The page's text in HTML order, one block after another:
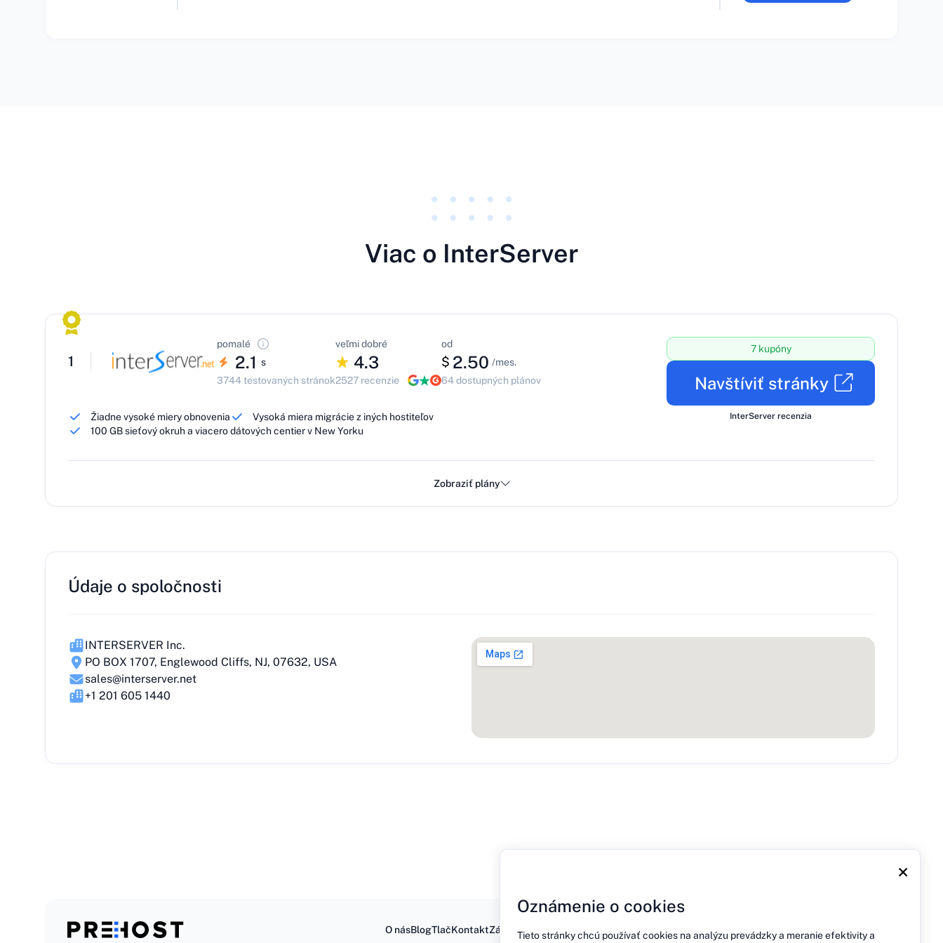
×
Oznámenie o cookies
Tieto stránky chcú používať cookies na analýzu prevádzky a meranie efektivity a
Viac o InterServer
1
pomalé
2.1 s
3744 testovaných stránok
veľmi dobré
4.3
2527 recenzie
od
$ 2.50 /mes.
64 dostupných plánov
Žiadne vysoké miery obnovenia
Vysoká miera migrácie z iných hostiteľov
100 GB sieťový okruh a viacero dátových centier v New Yorku
7 kupóny
Navštíviť stránky
InterServer recenzia
Zobraziť plány
Údaje o spoločnosti
INTERSERVER Inc.
PO BOX 1707, Englewood Cliffs, NJ, 07632, USA
sales@interserver.net
+1 201 605 1440
O násBlogTlačKontaktZásady ochrany osobných údajov